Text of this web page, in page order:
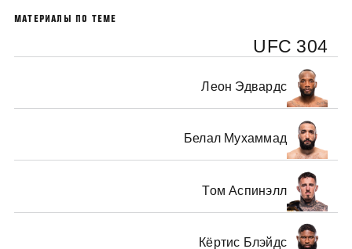
МАТЕРИАЛЫ ПО ТЕМЕ
UFC 304
Леон Эдвардс
Белал Мухаммад
Том Аспинэлл
Кёртис Блэйдс